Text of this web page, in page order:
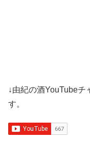
↓由紀の酒YouTubeチ
す。